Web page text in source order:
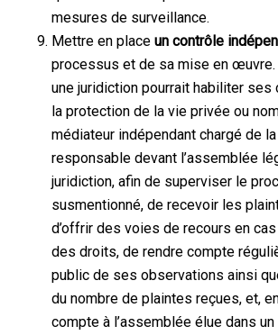
mesures de surveillance.
Mettre en place un contrôle
processus et de sa mise en œuvre.
une juridiction pourrait habiliter ses
la protection de la vie privée ou
médiateur indépendant chargé de
responsable devant l’assemblée
juridiction, afin de superviser le
susmentionné, de recevoir les
d’offrir des voies de recours en
des droits, de rendre compte
public de ses observations ainsi
du nombre de plaintes reçues, et,
compte à l’assemblée élue dans un